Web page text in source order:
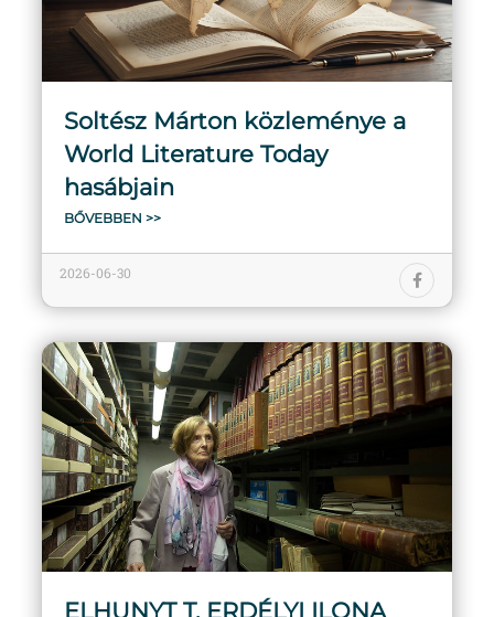
Soltész Márton közleménye a
World Literature Today
hasábjain
BŐVEBBEN >>
2026-06-30
ELHUNYT T. ERDÉLYI ILONA